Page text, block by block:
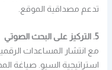
تدعم مصداقية الموقع.
5. التركيز على البحث الصوتي
مع انتشار المساعدات
استراتيجية السيو. صياغة